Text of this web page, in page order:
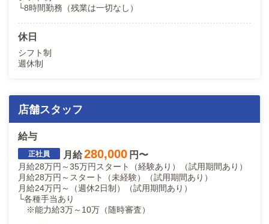
└8時間勤務（残業は一切なし）
休日
シフト制
週休制
店舗スタッフ
給与
月給280,000 円〜
月給28万円～35万円スタート（経験あり）（試用期間あり）
月給28万円～スタート（未経験）（試用期間あり）
月給24万円～（週休2日制）（試用期間あり）
└各種手当あり
※能力給3万～10万（随時審査）